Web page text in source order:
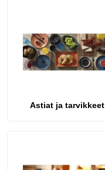
Astiat ja tarvikkeet